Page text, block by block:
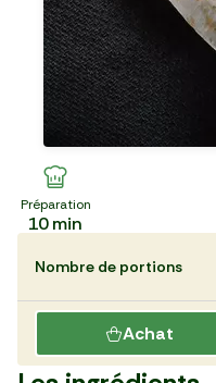
Préparation
10min
Achat
Nombre de portions